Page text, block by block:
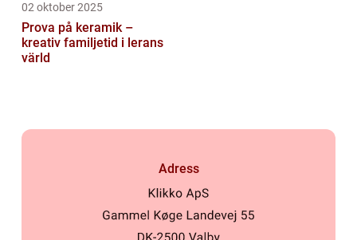
02 oktober 2025
Prova på keramik –
kreativ familjetid i lerans
värld
Adress